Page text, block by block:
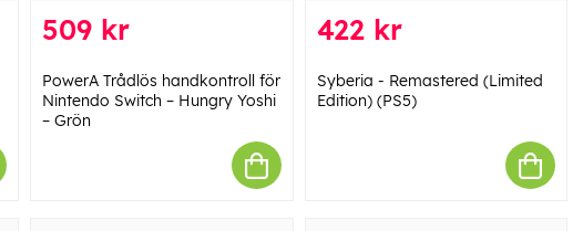
509 kr
PowerA Trådlös handkontroll för
Nintendo Switch – Hungry Yoshi
– Grön
422 kr
Syberia - Remastered (Limited
Edition) (PS5)